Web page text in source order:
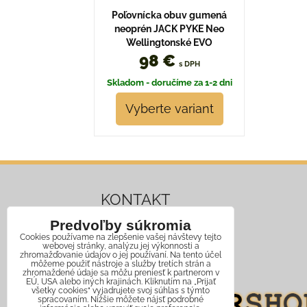
Poľovnícka obuv gumená
neoprén JACK PYKE Neo
Wellingtonské EVO
98 € s DPH
Skladom - doručíme za 1-2 dni
Vyberte variant
KONTAKT
Mobil: +421 911 466 006
Email: info@jagershop.sk
Predvoľby súkromia
Cookies používame na zlepšenie vašej návštevy tejto
webovej stránky, analýzu jej výkonnosti a
zhromažďovanie údajov o jej používaní. Na tento účel
môžeme použiť nástroje a služby tretích strán a
zhromaždené údaje sa môžu preniesť k partnerom v
EÚ, USA alebo iných krajinách. Kliknutím na „Prijať
všetky cookies“ vyjadrujete svoj súhlas s týmto
spracovaním. Nižšie môžete nájsť podrobné